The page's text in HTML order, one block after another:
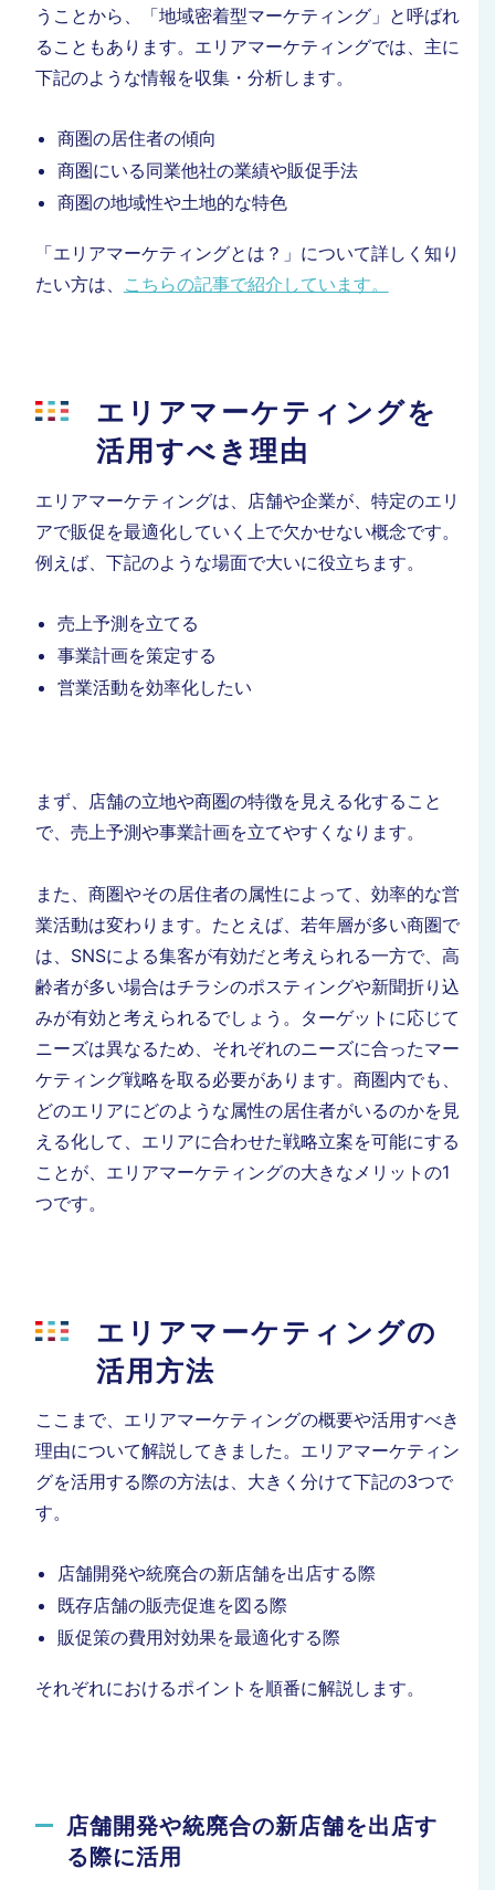
うことから、「地域密着型マーケティング」と呼ばれ
ることもあります。 エリアマーケティングでは、主に
下記のような情報を収集・分析します。
商圏の居住者の傾向
商圏にいる同業他社の業績や販促手法
商圏の地域性や土地的な特色
「エリアマーケティングとは？」について詳しく知り
たい方は、
こちらの記事で紹介しています。
エリアマーケティングを
活用すべき理由
エリアマーケティングは、店舗や企業が、特定のエリ
アで販促を最適化していく上で欠かせない概念です。
例えば、下記のような場面で大いに役立ちます。
売上予測を立てる
事業計画を策定する
営業活動を効率化したい
まず、店舗の立地や商圏の特徴を見える化すること
で、売上予測や事業計画を立てやすくなります。
また、 商圏やその居住者の属性によって、効率的な営
業活動は変わります。たとえば、若年層が多い商圏で
は、SNSによる集客が有効だと考えられる一方で、高
齢者が多い場合はチラシのポスティングや新聞折り込
みが有効と考えられるでしょう。
ターゲットに応じて
ニーズは異なるため、それぞれのニーズに合ったマー
ケティング戦略を取る必要があります。商圏内でも、
どのエリアにどのような属性の居住者がいるのかを見
える化して、エリアに合わせた戦略立案を可能にする
ことが、エリアマーケティングの大きなメリットの1
つです。
エリアマーケティングの
活用方法
ここまで、エリアマーケティングの概要や活用すべき
理由について解説してきました。エリアマーケティン
グを活用する際の方法は、大きく分けて下記の3つで
す。
店舗開発や統廃合の新店舗を出店する際
既存店舗の販売促進を図る際
販促策の費用対効果を最適化する際
それぞれにおけるポイントを順番に解説します。
店舗開発や統廃合の新店舗を出店す
る際に活用